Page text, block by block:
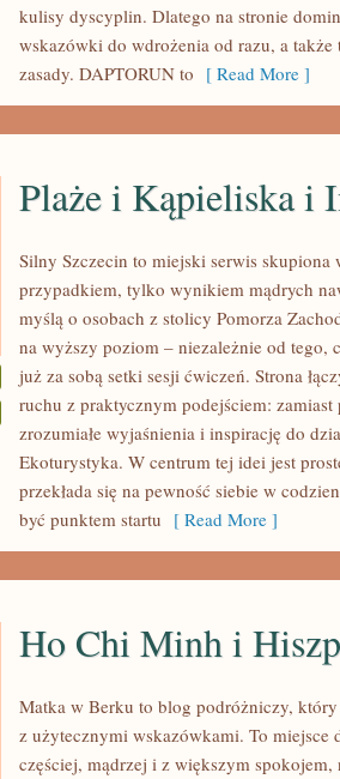
kulisy dyscyplin. Dlatego na stronie
wskazówki do wdrożenia od razu, a także
zasady. DAPTORUN to [ Read More ]
Plaże i Kąpieliska i
Silny Szczecin to miejski serwis skupiona
przypadkiem, tylko wynikiem mądrych
myślą o osobach z stolicy Pomorza
na wyższy poziom – niezależnie od tego,
już za sobą setki sesji ćwiczeń. Strona
ruchu z praktycznym podejściem: zamiast
zrozumiałe wyjaśnienia i inspirację do
Ekoturystyka. W centrum tej idei jest
przekłada się na pewność siebie w
być punktem startu [ Read More ]
Ho Chi Minh i
Matka w Berku to blog podróżniczy, który
z użytecznymi wskazówkami. To miejsce
częściej, mądrzej i z większym